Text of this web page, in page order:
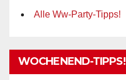
Alle Ww-Party-Tipps!
WOCHENEND-TIPPS!